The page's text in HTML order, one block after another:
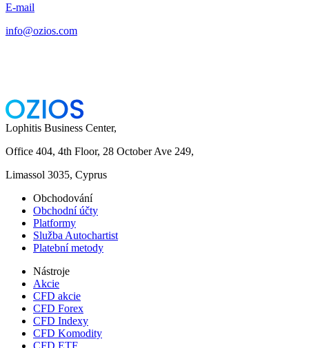
E-mail
info@ozios.com
Lophitis Business Center,
Office 404, 4th Floor, 28 October Ave 249,
Limassol 3035, Cyprus
Obchodování
Obchodní účty
Platformy
Služba Autochartist
Platební metody
Nástroje
Akcie
CFD akcie
CFD Forex
CFD Indexy
CFD Komodity
CFD ETF